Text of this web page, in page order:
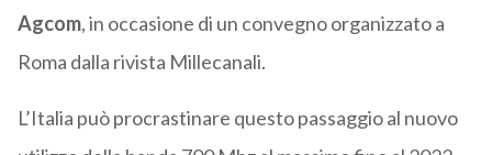
Agcom, in occasione di un convegno organizzato a
Roma dalla rivista Millecanali.
L’Italia può procrastinare questo passaggio al nuovo